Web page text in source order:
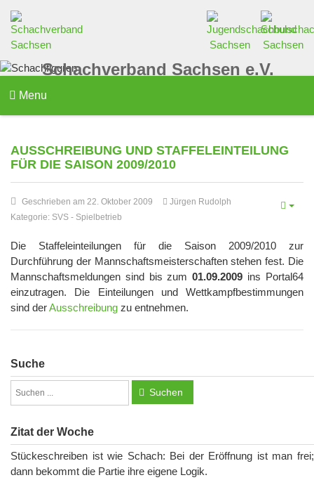
Schachverband Sachsen e.V.
Menu
AUSSCHREIBUNG UND STAFFELEINTEILUNG
FÜR DIE SAISON 2009/2010
Geschrieben am 22. Oktober 2009
Jürgen Rudolph
Kategorie: SVS - Spielbetrieb
Die Staffeleinteilungen für die Saison 2009/2010 zur
Durchführung der Mannschaftsmeisterschaften stehen fest. Die
Mannschaftsmeldungen sind bis zum01.09.2009 ins Portal64
einzutragen. Die Einteilungen und Wettkampfbestimmungen
sind derAusschreibung zu entnehmen.
Suche
Suchen
Zitat der Woche
Stückeschreiben ist wie Schach: Bei der Eröffnung ist man frei;
dann bekommt die Partie ihre eigene Logik.